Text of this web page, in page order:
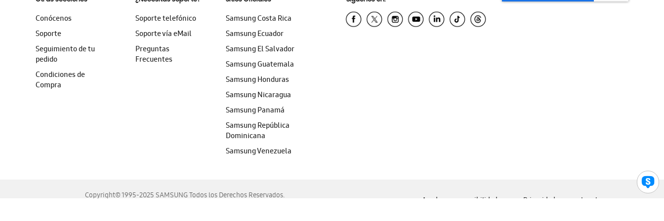
Conócenos
Soporte
Seguimiento de tu
pedido
Condiciones de
Compra
Soporte telefónico
Soporte vía eMail
Preguntas
Frecuentes
Samsung Costa Rica
Samsung Ecuador
Samsung El Salvador
Samsung Guatemala
Samsung Honduras
Samsung Nicaragua
Samsung Panamá
Samsung República
Dominicana
Samsung Venezuela
Copyright© 1995-2025 SAMSUNG Todos los Derechos Reservados.
Ayuda para accesibilidad Privacidad Legal